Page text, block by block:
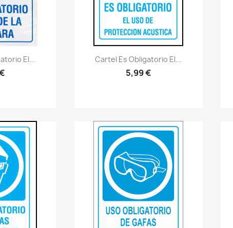
El... visibilityVistazo rápido
Cartel Es Obligatorio El...
5,99 €